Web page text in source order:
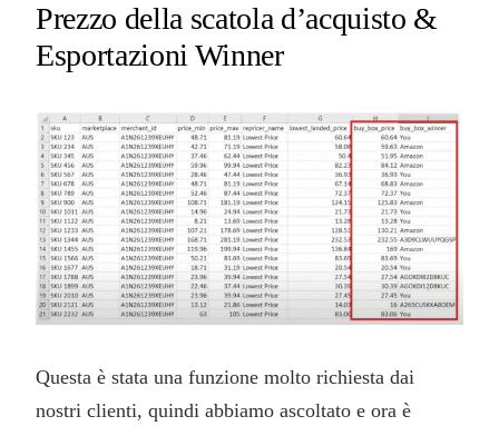
Prezzo della scatola d’acquisto &
Esportazioni Winner
Questa è stata una funzione molto richiesta dai
nostri clienti, quindi abbiamo ascoltato e ora è